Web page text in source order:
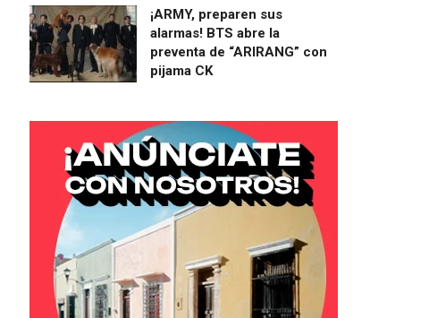
¡ARMY, preparen sus
alarmas! BTS abre la
preventa de “ARIRANG” con
pijama CK